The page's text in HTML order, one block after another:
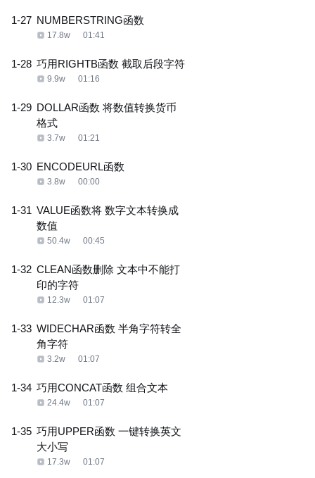
1-27 NUMBERSTRING函数
17.8w 01:41
1-28 巧用RIGHTB函数 截取后段字符
9.9w 01:16
1-29 DOLLAR函数 将数值转换货币
格式
3.7w 01:21
1-30 ENCODEURL函数
3.8w 00:00
1-31 VALUE函数将 数字文本转换成
数值
50.4w 00:45
1-32 CLEAN函数删除 文本中不能打
印的字符
12.3w 01:07
1-33 WIDECHAR函数 半角字符转全
角字符
3.2w 01:07
1-34 巧用CONCAT函数 组合文本
24.4w 01:07
1-35 巧用UPPER函数 一键转换英文
大小写
17.3w 01:07